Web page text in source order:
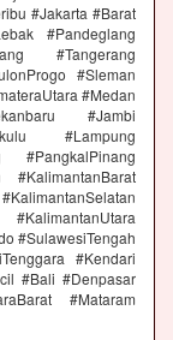
#Jakarta #Barat
#Pandeglang
#Tangerang
#Sleman
#Medan
#Jambi
#Lampung
#PangkalPinang
#KalimantanBarat
#SulawesiTengah
#Kendari
#Bali #Denpasar
#Mataram